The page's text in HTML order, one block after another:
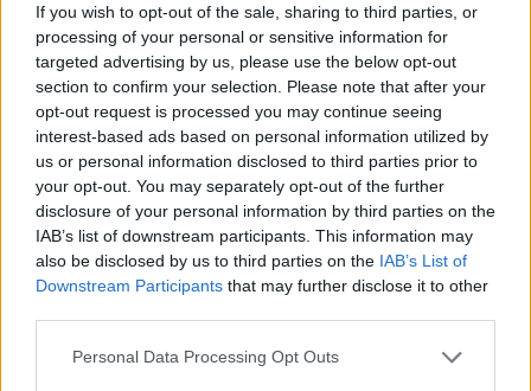
If you wish to opt-out of the sale, sharing to third parties, or
processing of your personal or sensitive information for
targeted advertising by us, please use the below opt-out
section to confirm your selection. Please note that after your
opt-out request is processed you may continue seeing
interest-based ads based on personal information utilized by
us or personal information disclosed to third parties prior to
your opt-out. You may separately opt-out of the further
disclosure of your personal information by third parties on the
IAB’s list of downstream participants. This information may
also be disclosed by us to third parties on the IAB’s List of
Downstream Participants that may further disclose it to other
Personal Data Processing Opt Outs